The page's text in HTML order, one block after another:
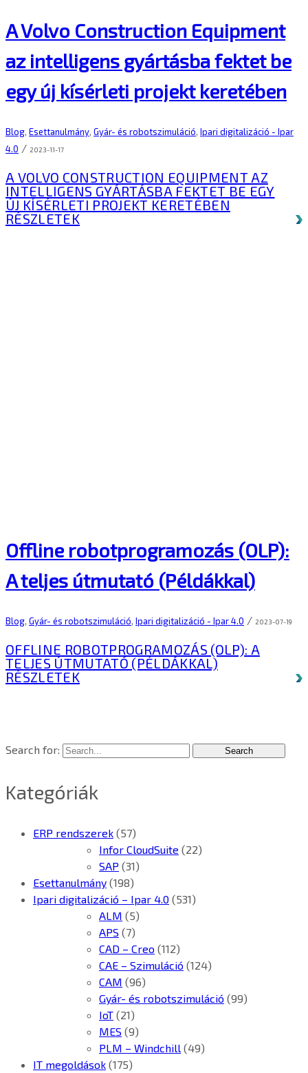
A Volvo Construction Equipment
az intelligens gyártásba fektet be
egy új kísérleti projekt keretében
Blog, Esettanulmány, Gyár- és robotszimuláció, Ipari digitalizáció - Ipar
4.0 / 2023-11-17
A VOLVO CONSTRUCTION EQUIPMENT AZ
INTELLIGENS GYÁRTÁSBA FEKTET BE EGY
ÚJ KÍSÉRLETI PROJEKT KERETÉBEN
RÉSZLETEK
Offline robotprogramozás (OLP):
A teljes útmutató (Példákkal)
Blog, Gyár- és robotszimuláció, Ipari digitalizáció - Ipar 4.0 / 2023-07-19
OFFLINE ROBOTPROGRAMOZÁS (OLP): A
TELJES ÚTMUTATÓ (PÉLDÁKKAL)
RÉSZLETEK
Search for:
Kategóriák
ERP rendszerek (57)
Infor CloudSuite (22)
SAP (31)
Esettanulmány (198)
Ipari digitalizáció – Ipar 4.0 (531)
ALM (5)
APS (7)
CAD – Creo (112)
CAE – Szimuláció (124)
CAM (96)
Gyár- és robotszimuláció (99)
IoT (21)
MES (9)
PLM – Windchill (49)
IT megoldások (175)